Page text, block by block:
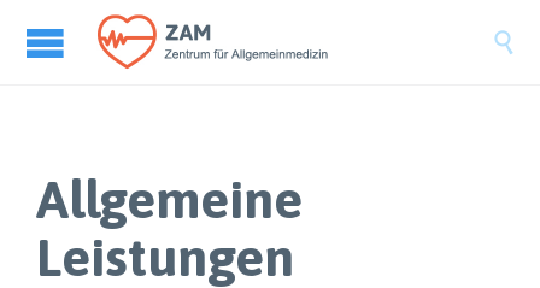

Allgemeine
Leistungen